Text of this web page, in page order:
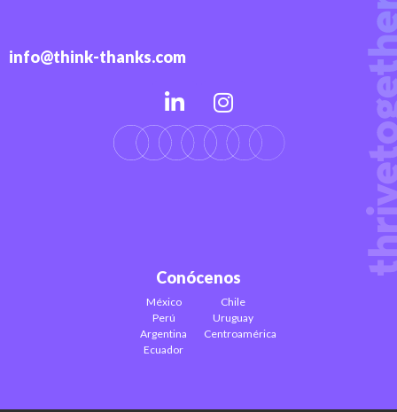
info@think-thanks.com
Conócenos
México
Perú
Argentina
Ecuador
Chile
Uruguay
Centroamérica